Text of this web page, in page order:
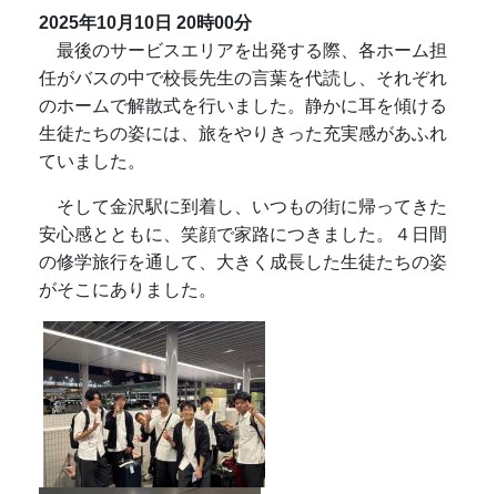
2025年10月10日 20時00分
最後のサービスエリアを出発する際、各ホーム担
任がバスの中で校長先生の言葉を代読し、それぞれ
のホームで解散式を行いました。静かに耳を傾ける
生徒たちの姿には、旅をやりきった充実感があふれ
ていました。
そして金沢駅に到着し、いつもの街に帰ってきた
安心感とともに、笑顔で家路につきました。４日間
の修学旅行を通して、大きく成長した生徒たちの姿
がそこにありました。